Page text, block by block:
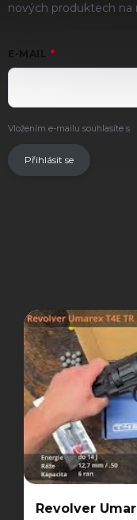
nových produktech na
E-MAIL
Vložením e-mailu souhlasíte s
Přihlásit se
Revolver